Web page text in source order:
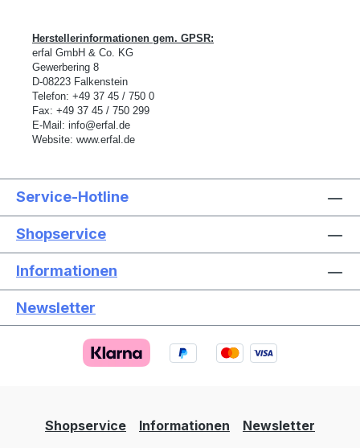
Herstellerinformationen gem. GPSR:
erfal GmbH & Co. KG
Gewerbering 8
D-08223 Falkenstein
Telefon: +49 37 45 / 750 0
Fax: +49 37 45 / 750 299
E-Mail: info@erfal.de
Website: www.erfal.de
Service-Hotline
Shopservice
Informationen
Newsletter
Shopservice Informationen Newsletter
Text vergrößern
Farben invertieren Monochrom